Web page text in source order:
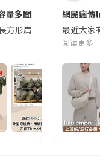
量多間隔+防水功能💧只需
方形肩背包， 由設計到功
網民瘋傳
最近大家有
阅读更多